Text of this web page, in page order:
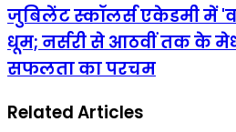
करने
वाला
एक
व्यक्ति
भारी
मे
सिलेंडरो
जुबिलेंट
स्कॉलर्स
एकेडमी
में
'वार्षिक
डे'
जुबिलेंट स्कॉलर्स एकेडमी में
धूम; नर्सरी से आठवीं तक के
सफलता का परचम
Related Articles